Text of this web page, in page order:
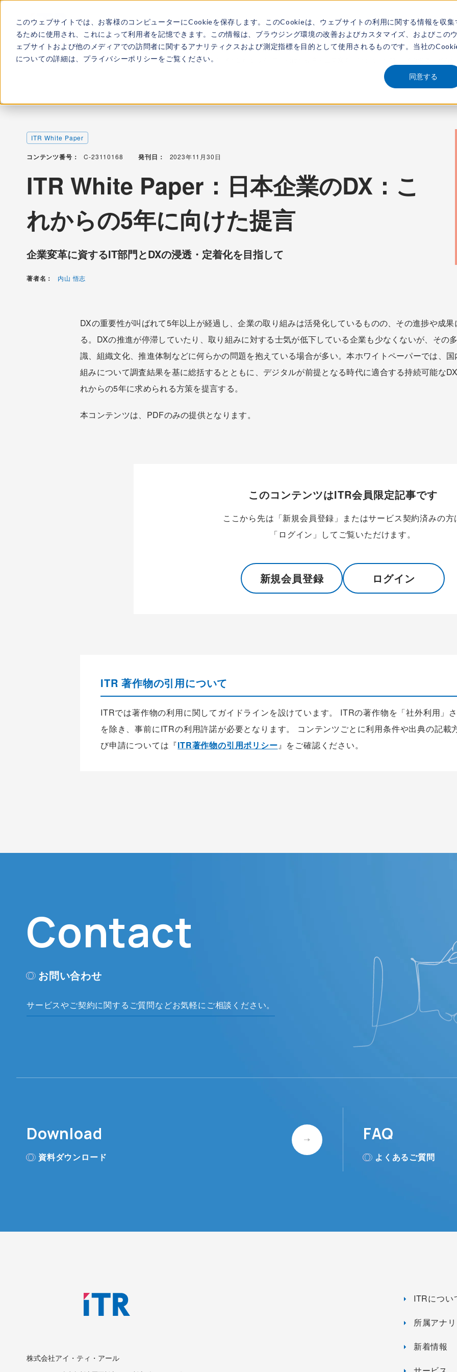
このウェブサイトでは、お客様のコンピューターにCookieを保存します。このCookieは、ウェブサイトの利用に関する情報を収集
るために使用され、これによって利用者を記憶できます。この情報は、ブラウジング環境の改善およびカスタマイズ、およびこの
ェブサイトおよび他のメディアでの訪問者に関するアナリティクスおよび測定指標を目的として使用されるものです。当社の
についての詳細は、 プライバシーポリシーをご覧ください。
同意する
ITRについて所属アナリスト 新着情報サービス市場調査レポートレポートを探す動画
TOP レポート・ライブラリ ITR White Paper：日本企業のDX：これからの5年に向けた提言 - 企業変革に資するIT部門とDXの浸透・定着
ITR White Paper
コンテンツ番号： C-23110168 発刊日： 2023年11月30日
ITR White Paper：日本企業のDX：こ
れからの5年に向けた提言
企業変革に資するIT部門とDXの浸透・定着化を目指して
著者名： 内山 悟志
DXの重要性が叫ばれて5年以上が経過し、企業の取り組みは活発化しているものの、その進捗や成
る。DXの推進が停滞していたり、取り組みに対する士気が低下している企業も少なくないが、その
識、組織文化、推進体制などに何らかの問題を抱えている場合が多い。本ホワイトペーパーでは、
組みについて調査結果を基に総括するとともに、デジタルが前提となる時代に適合する持続可能な
れからの5年に求められる方策を提言する。
本コンテンツは、PDFのみの提供となります。
このコンテンツはITR会員限定記事です
ここから先は「新規会員登録」またはサービス契約済みの方
「ログイン」してご覧いただけます。
新規会員登録 ログイン
ITR 著作物の引用について
ITRでは著作物の利用に関してガイドラインを設けています。 ITRの著作物を「社外利用」
を除き、事前にITRの利用許諾が必要となります。 コンテンツごとに利用条件や出典の記載
び申請については『ITR著作物の引用ポリシー』をご確認ください。
Contact
お問い合わせ
サービスやご契約に関するご質問などお気軽にご相談ください。
Download
資料ダウンロード
FAQ
よくあるご質問
株式会社アイ・ティ・アール
ITRについ
所属アナ
新着情報